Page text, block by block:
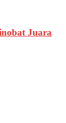
Juara